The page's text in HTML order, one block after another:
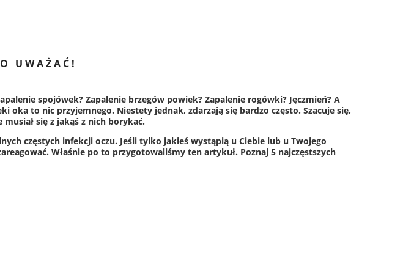
UWAŻAĆ!
spojówek? Zapalenie brzegów powiek? Zapalenie rogówki? Jęczmień? A
oka to nic przyjemnego. Niestety jednak, zdarzają się bardzo często. Szacuje się,
się z jakąś z nich borykać.
częstych infekcji oczu. Jeśli tylko jakieś wystąpią u Ciebie lub u Twojego
Właśnie po to przygotowaliśmy ten artykuł. Poznaj 5 najczęstszych